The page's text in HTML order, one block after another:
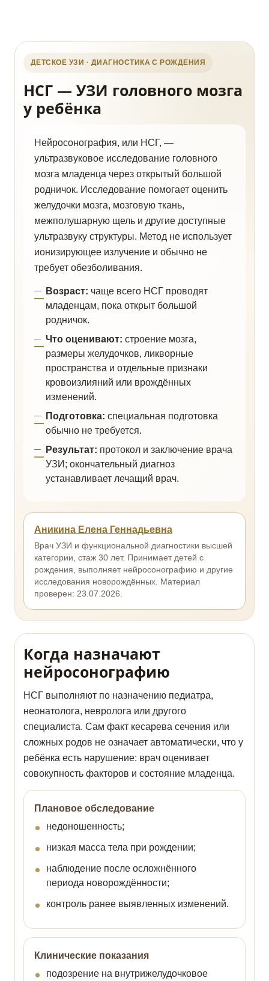
ДЕТСКОЕ УЗИ · ДИАГНОСТИКА С РОЖДЕНИЯ
НСГ — УЗИ головного мозга
у ребёнка
Нейросонография, или НСГ, —
ультразвуковое исследование головного
мозга младенца через открытый большой
родничок. Исследование помогает оценить
желудочки мозга, мозговую ткань,
межполушарную щель и другие доступные
ультразвуку структуры. Метод не использует
ионизирующее излучение и обычно не
требует обезболивания.
Возраст: чаще всего НСГ проводят
младенцам, пока открыт большой
родничок.
Что оценивают: строение мозга,
размеры желудочков, ликворные
пространства и отдельные признаки
кровоизлияний или врождённых
изменений.
Подготовка: специальная подготовка
обычно не требуется.
Результат: протокол и заключение врача
УЗИ; окончательный диагноз
устанавливает лечащий врач.
Аникина Елена Геннадьевна
Врач УЗИ и функциональной диагностики высшей
категории, стаж 30 лет. Принимает детей с
рождения, выполняет нейросонографию и другие
исследования новорождённых. Материал
проверен: 23.07.2026.
Когда назначают
нейросонографию
НСГ выполняют по назначению педиатра,
неонатолога, невролога или другого
специалиста. Сам факт кесарева сечения или
сложных родов не означает автоматически, что у
ребёнка есть нарушение: врач оценивает
совокупность факторов и состояние младенца.
Плановое обследование
недоношенность;
низкая масса тела при рождении;
наблюдение после осложнённого
периода новорождённости;
контроль ранее выявленных изменений.
Клинические показания
подозрение на внутрижелудочковое